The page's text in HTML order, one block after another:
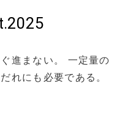
進まない。 一定量の
れにも必要である。